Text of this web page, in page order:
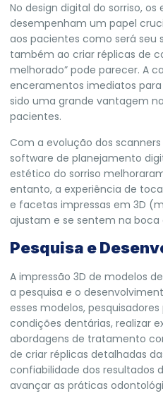
No design digital do sorriso,
desempenham um papel
aos pacientes como será seu
também ao criar réplicas de
melhorado” pode parecer. A
enceramentos imediatos
sido uma grande vantagem
pacientes.
Com a evolução dos
software de planejamento
estético do sorriso
entanto, a experiência de
e facetas impressas em 3D
ajustam e se sentem na
Pesquisa e
A impressão 3D de modelos
a pesquisa e o
esses modelos,
condições dentárias, realizar
abordagens de tratamento
de criar réplicas detalhadas
confiabilidade dos resultados
avançar as práticas